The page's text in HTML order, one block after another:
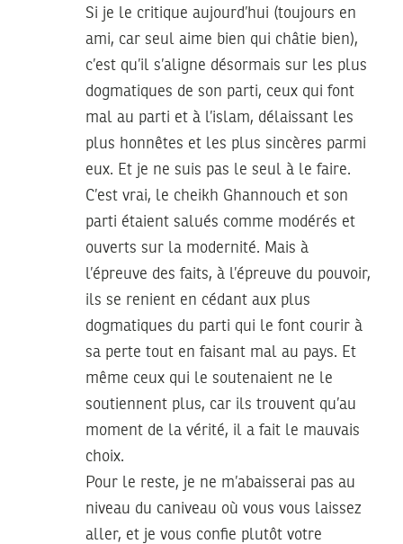
Si je le critique aujourd’hui (toujours en
ami, car seul aime bien qui châtie bien),
c’est qu’il s’aligne désormais sur les plus
dogmatiques de son parti, ceux qui font
mal au parti et à l’islam, délaissant les
plus honnêtes et les plus sincères parmi
eux. Et je ne suis pas le seul à le faire.
C’est vrai, le cheikh Ghannouch et son
parti étaient salués comme modérés et
ouverts sur la modernité. Mais à
l’épreuve des faits, à l’épreuve du pouvoir,
ils se renient en cédant aux plus
dogmatiques du parti qui le font courir à
sa perte tout en faisant mal au pays. Et
même ceux qui le soutenaient ne le
soutiennent plus, car ils trouvent qu’au
moment de la vérité, il a fait le mauvais
choix.
Pour le reste, je ne m’abaisserai pas au
niveau du caniveau où vous vous laissez
aller, et je vous confie plutôt votre